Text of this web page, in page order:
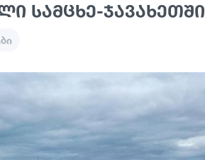
სამცხე-ჯავახეთში